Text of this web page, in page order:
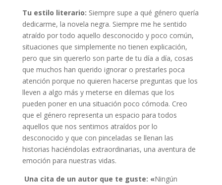
Tu estilo literario: Siempre supe a qué género quería
dedicarme, la novela negra. Siempre me he sentido
atraído por todo aquello desconocido y poco común,
situaciones que simplemente no tienen explicación,
pero que sin quererlo son parte de tu día a día, cosas
que muchos han querido ignorar o prestarles poca
atención porque no quieren hacerse preguntas que los
lleven a algo más y meterse en dilemas que los
pueden poner en una situación poco cómoda. Creo
que el género representa un espacio para todos
aquellos que nos sentimos atraídos por lo
desconocido y que con pinceladas se llenan las
historias haciéndolas extraordinarias, una aventura de
emoción para nuestras vidas.
Una cita de un autor que te guste: «Ningún